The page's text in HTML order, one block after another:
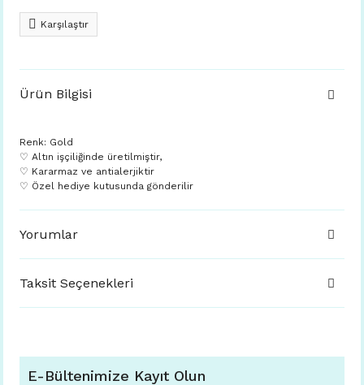
Karşılaştır
Ürün Bilgisi
Renk: Gold
♡ Altın işçiliğinde üretilmiştir,
♡ Kararmaz ve antialerjiktir
♡ Özel hediye kutusunda gönderilir
Yorumlar
Taksit Seçenekleri
E-Bültenimize Kayıt Olun